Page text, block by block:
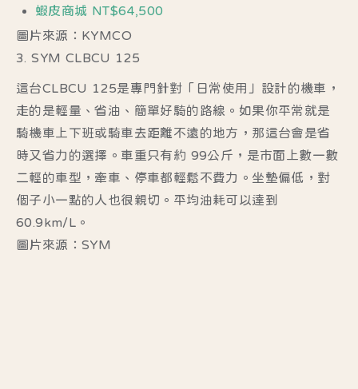
蝦皮商城 NT$64,500
圖片來源：KYMCO
3. SYM CLBCU 125
這台CLBCU 125是專門針對「日常使用」設計的機車，
走的是輕量、省油、簡單好騎的路線。如果你平常就是
騎機車上下班或騎車去距離不遠的地方，那這台會是省
時又省力的選擇。車重只有約 99公斤，是市面上數一數
二輕的車型，牽車、停車都輕鬆不費力。坐墊偏低，對
個子小一點的人也很親切。平均油耗可以達到
60.9km/L。
圖片來源：SYM